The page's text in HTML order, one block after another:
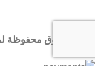
جميع الحقوق محفوظة